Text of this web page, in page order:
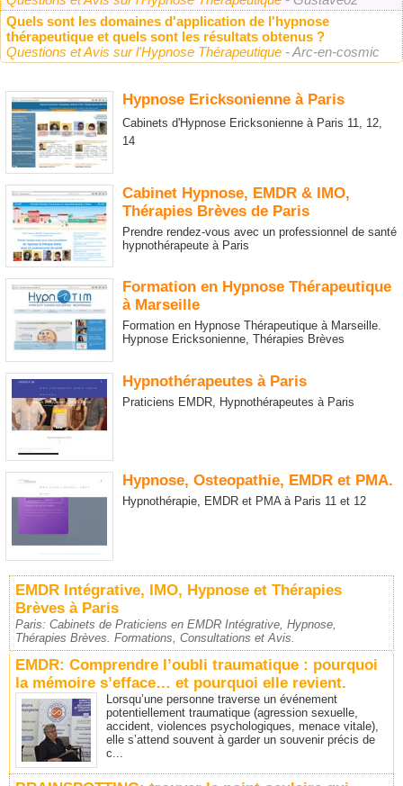
Quels sont les domaines d'application de l'hypnose
thérapeutique et quels sont les résultats obtenus ?
Questions et Avis sur l'Hypnose Thérapeutique - Arc-en-cosmic
Hypnose Ericksonienne à Paris
Cabinets d'Hypnose Ericksonienne à Paris 11, 12,
14
Cabinet Hypnose, EMDR & IMO,
Thérapies Brèves de Paris
Prendre rendez-vous avec un professionnel de santé
hypnothérapeute à Paris
Formation en Hypnose Thérapeutique
à Marseille
Formation en Hypnose Thérapeutique à Marseille.
Hypnose Ericksonienne, Thérapies Brèves
Hypnothérapeutes à Paris
Praticiens EMDR, Hypnothérapeutes à Paris
Hypnose, Osteopathie, EMDR et PMA.
Hypnothérapie, EMDR et PMA à Paris 11 et 12
EMDR Intégrative, IMO, Hypnose et Thérapies
Brèves à Paris
Paris: Cabinets de Praticiens en EMDR Intégrative, Hypnose,
Thérapies Brèves. Formations, Consultations et Avis.
EMDR: Comprendre l’oubli traumatique : pourquoi
la mémoire s’efface… et pourquoi elle revient.
Lorsqu’une personne traverse un événement
potentiellement traumatique (agression sexuelle,
accident, violences psychologiques, menace vitale),
elle s’attend souvent à garder un souvenir précis de
c...